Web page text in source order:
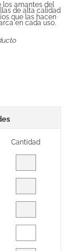
los amantes del
que las hacen
de alta calidad
en cada uso.
Cantidad